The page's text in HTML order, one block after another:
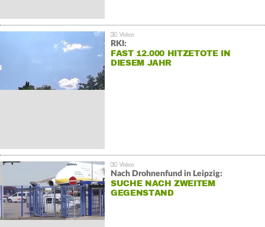
RKI:
FAST 12.000 HITZETOTE IN
DIESEM JAHR
Nach Drohnenfund in Leipzig:
SUCHE NACH ZWEITEM
GEGENSTAND